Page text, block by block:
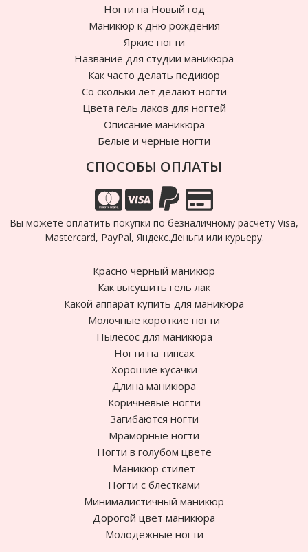
Ногти на Новый год
Маникюр к дню рождения
Яркие ногти
Название для студии маникюра
Как часто делать педикюр
Cо скольки лет делают ногти
Цвета гель лаков для ногтей
Описание маникюра
Белые и черные ногти
СПОСОБЫ ОПЛАТЫ
Вы можете оплатить покупки по безналичному расчёту Visa,
Mastercard, PayPal, Яндекс.Деньги или курьеру.
Красно черный маникюр
Как высушить гель лак
Какой аппарат купить для маникюра
Молочные короткие ногти
Пылесос для маникюра
Ногти на типсах
Хорошие кусачки
Длина маникюра
Коричневые ногти
Загибаются ногти
Мраморные ногти
Ногти в голубом цвете
Маникюр стилет
Ногти с блестками
Минималистичный маникюр
Дорогой цвет маникюра
Молодежные ногти